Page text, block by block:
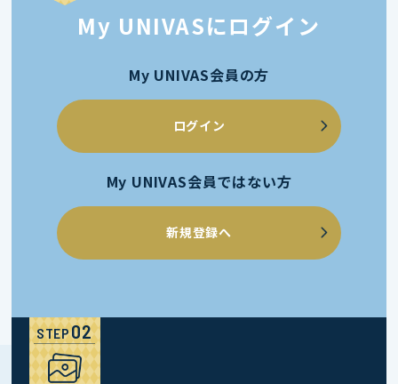
My UNIVASにログイン
My UNIVAS会員の方
ログイン
My UNIVAS会員ではない方
新規登録へ
STEP